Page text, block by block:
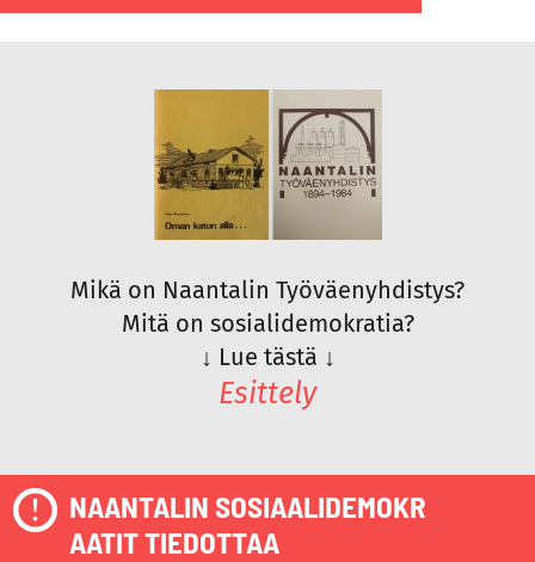
Mikä on Naantalin Työväenyhdistys?
Mitä on sosialidemokratia?
↓ Lue tästä ↓
Esittely
NAANTALIN SOSIAALIDEMOKR
AATIT TIEDOTTAA